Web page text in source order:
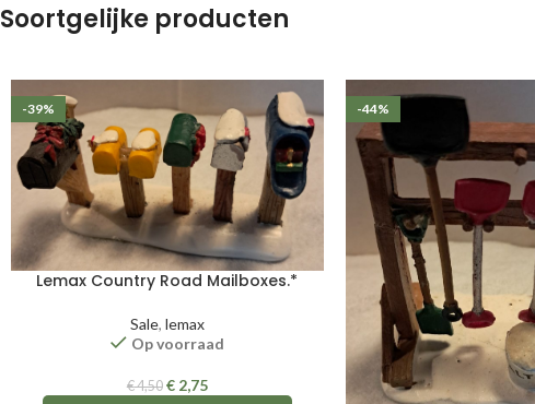
Soortgelijke producten
-39%
Lemax Country Road Mailboxes.*
Sale, lemax
Op voorraad
€4,50 €2,75
-44%